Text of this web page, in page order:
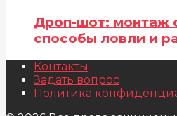
Дроп-шот: монтаж
способы ловли и
Контакты
Задать вопрос
Политика